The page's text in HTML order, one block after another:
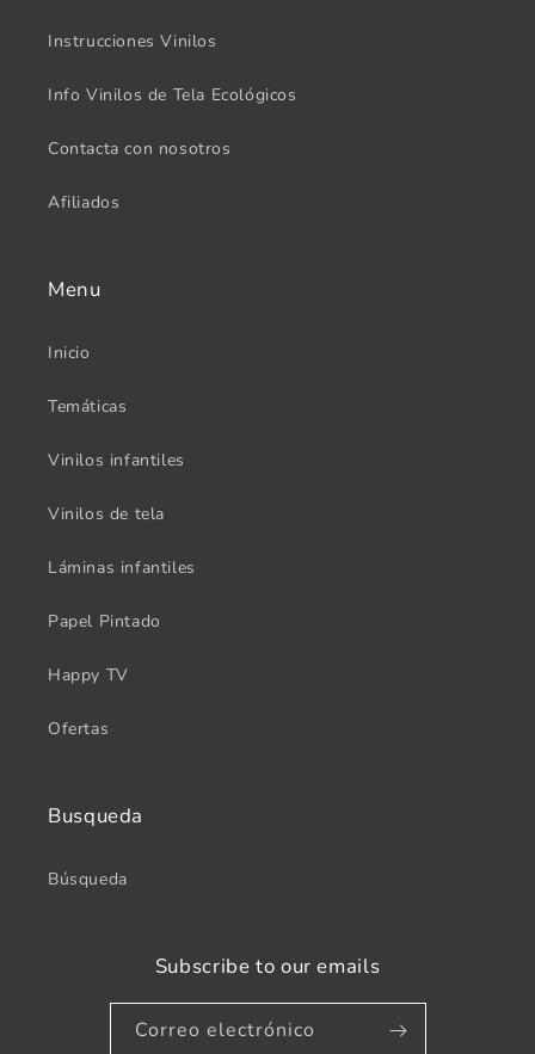
Instrucciones Vinilos
Info Vinilos de Tela Ecológicos
Contacta con nosotros
Afiliados
Menu
Inicio
Temáticas
Vinilos infantiles
Vinilos de tela
Láminas infantiles
Papel Pintado
Happy TV
Ofertas
Busqueda
Búsqueda
Subscribe to our emails
Correo electrónico